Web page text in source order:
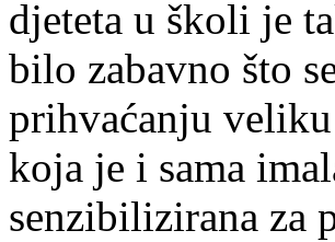
djeteta u školi je
bilo zabavno što
prihvaćanju
koja je i sama
senzibilizirana za